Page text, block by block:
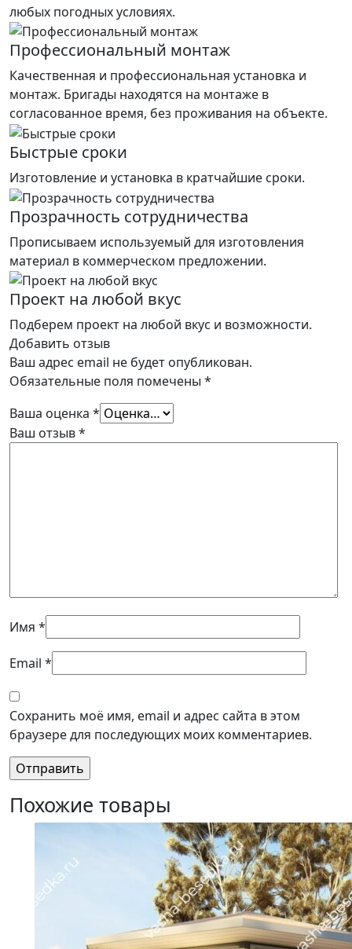
любых погодных условиях.
Профессиональный монтаж
Качественная и профессиональная установка и
монтаж. Бригады находятся на монтаже в
согласованное время, без проживания на объекте.
Быстрые сроки
Изготовление и установка в кратчайшие сроки.
Прозрачность сотрудничества
Прописываем используемый для изготовления
материал в коммерческом предложении.
Проект на любой вкус
Подберем проект на любой вкус и возможности.
Добавить отзыв
Ваш адрес email не будет опубликован.
Обязательные поля помечены *
Ваша оценка *
Ваш отзыв*
Имя *
Email *
Сохранить моё имя, email и адрес сайта в этом
браузере для последующих моих комментариев.
Похожие товары